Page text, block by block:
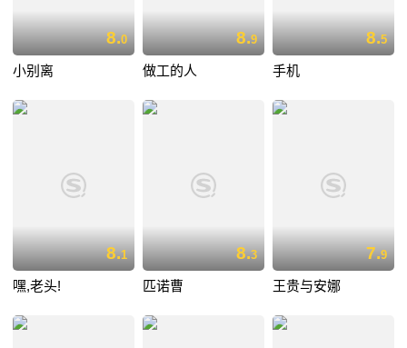
8.0
小别离
8.9
做工的人
8.5
手机
8.1
嘿,老头!
8.3
匹诺曹
7.9
王贵与安娜